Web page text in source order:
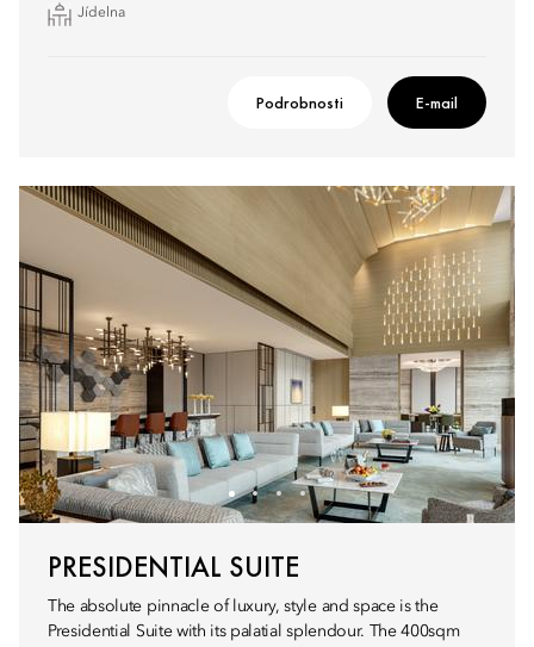
Jídelna
Podrobnosti E-mail
PRESIDENTIAL SUITE
The absolute pinnacle of luxury, style and space is the
Presidential Suite with its palatial splendour. The 400sqm